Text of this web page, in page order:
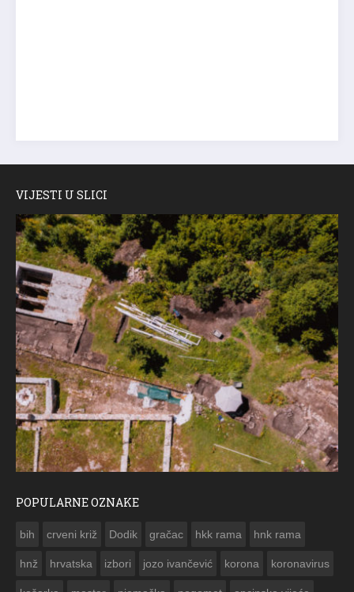
VIJESTI U SLICI
POPULARNE OZNAKE
bih crveni križ Dodik gračac hkk rama hnk rama
hnž hrvatska izbori jozo ivančević korona koronavirus